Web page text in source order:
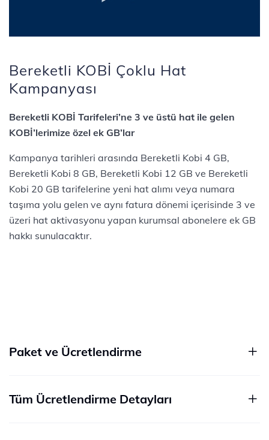
Bereketli KOBİ Çoklu Hat
Kampanyası
Bereketli KOBİ Tarifeleri’ne 3 ve üstü hat ile gelen
KOBİ’lerimize özel ek GB’lar
Kampanya tarihleri arasında Bereketli Kobi 4 GB,
Bereketli Kobi 8 GB, Bereketli Kobi 12 GB ve Bereketli
Kobi 20 GB tarifelerine yeni hat alımı veya numara
taşıma yolu gelen ve aynı fatura dönemi içerisinde 3 ve
üzeri hat aktivasyonu yapan kurumsal abonelere ek GB
hakkı sunulacaktır.
Paket ve Ücretlendirme
Tüm Ücretlendirme Detayları